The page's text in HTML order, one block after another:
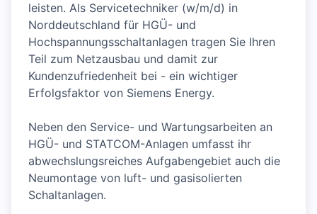
leisten. Als Servicetechniker (w/m/d) in
Norddeutschland für HGÜ- und
Hochspannungsschaltanlagen tragen Sie Ihren
Teil zum Netzausbau und damit zur
Kundenzufriedenheit bei - ein wichtiger
Erfolgsfaktor von Siemens Energy.
Neben den Service- und Wartungsarbeiten an
HGÜ- und STATCOM-Anlagen umfasst ihr
abwechslungsreiches Aufgabengebiet auch die
Neumontage von luft- und gasisolierten
Schaltanlagen.